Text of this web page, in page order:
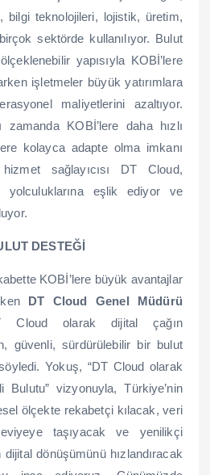
bilgi teknolojileri, lojistik, üretim,
sektörde kullanılıyor. Bulut
yapısıyla KOBİ’lere
işletmeler büyük yatırımlara
maliyetlerini azaltıyor.
zamanda KOBİ’lere daha hızlı
kolayca adapte olma imkanı
sağlayıcısı DT Cloud,
yolculuklarına eşlik ediyor ve
DESTEĞİ
KOBİ’lere büyük avantajlar
DT Cloud Genel Müdürü
olarak dijital çağın
güvenli, sürdürülebilir bir bulut
söyledi. Yokuş, “DT Cloud olarak
Bulutu” vizyonuyla, Türkiye’nin
ölçekte rekabetçi kılacak, veri
taşıyacak ve yenilikçi
dönüşümünü hızlandıracak